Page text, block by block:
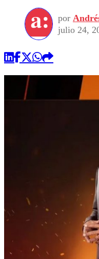
Torneo
Opinión
por
julio 24,